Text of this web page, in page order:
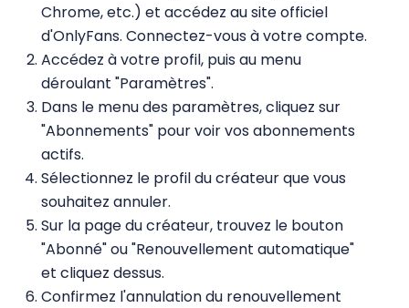
Chrome, etc.) et accédez au site officiel
d'OnlyFans. Connectez-vous à votre compte.
Accédez à votre profil, puis au menu
déroulant "Paramètres".
Dans le menu des paramètres, cliquez sur
"Abonnements" pour voir vos abonnements
actifs.
Sélectionnez le profil du créateur que vous
souhaitez annuler.
Sur la page du créateur, trouvez le bouton
"Abonné" ou "Renouvellement automatique"
et cliquez dessus.
Confirmez l'annulation du renouvellement